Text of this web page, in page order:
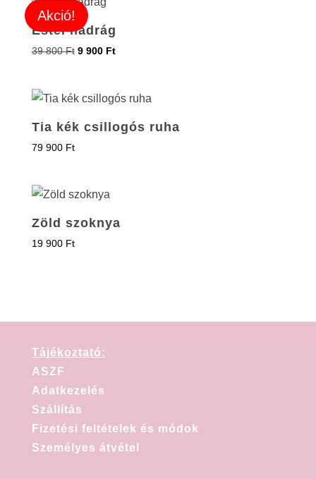
Akció!
Estel nadrág
39 800Ft 9 900 Ft
Tia kék csillogós ruha
79 900 Ft
Zöld szoknya
19 900 Ft
Tájékoztató:
ASZF
Adatkezelés
Szállítás
Fizetési feltételek és módok
Személyes átvétel